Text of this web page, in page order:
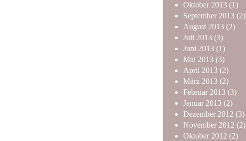
Oktober 2013 (1)
September 2013 (2)
August 2013 (2)
Juli 2013 (3)
Juni 2013 (1)
Mai 2013 (3)
April 2013 (2)
März 2013 (2)
Februar 2013 (3)
Januar 2013 (2)
Dezember 2012 (3)
November 2012 (2)
Oktober 2012 (2)